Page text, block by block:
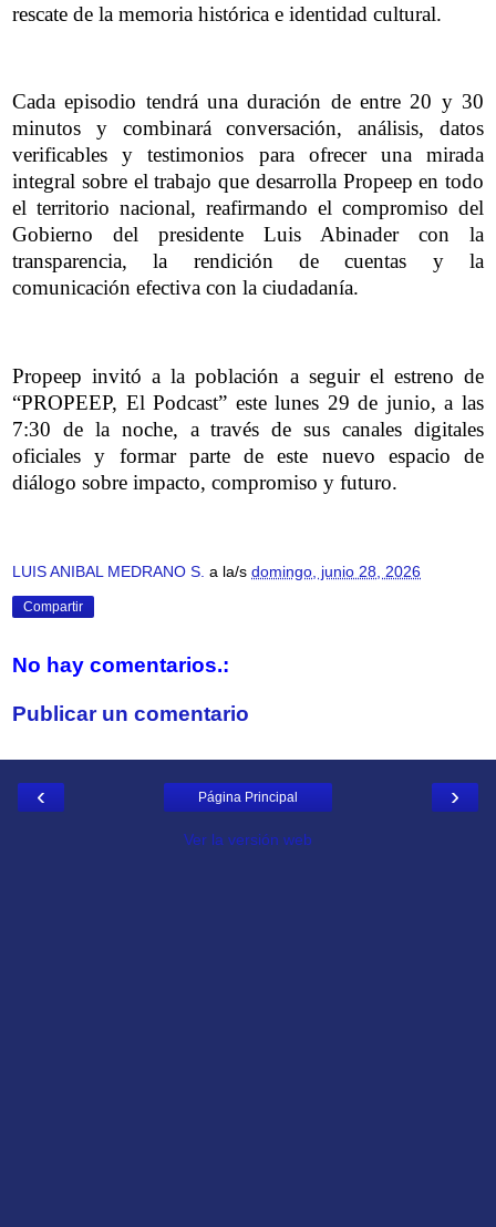
rescate de la memoria histórica e identidad cultural.
Cada episodio tendrá una duración de entre 20 y 30
minutos y combinará conversación, análisis, datos
verificables y testimonios para ofrecer una mirada
integral sobre el trabajo que desarrolla Propeep en todo
el territorio nacional, reafirmando el compromiso del
Gobierno del presidente Luis Abinader con la
transparencia, la rendición de cuentas y la
comunicación efectiva con la ciudadanía.
Propeep invitó a la población a seguir el estreno de
“PROPEEP, El Podcast” este lunes 29 de junio, a las
7:30 de la noche, a través de sus canales digitales
oficiales y formar parte de este nuevo espacio de
diálogo sobre impacto, compromiso y futuro.
LUIS ANIBAL MEDRANO S. a la/s domingo, junio 28, 2026
Compartir
No hay comentarios.:
Publicar un comentario
‹ ›
Página Principal
Ver la versión web